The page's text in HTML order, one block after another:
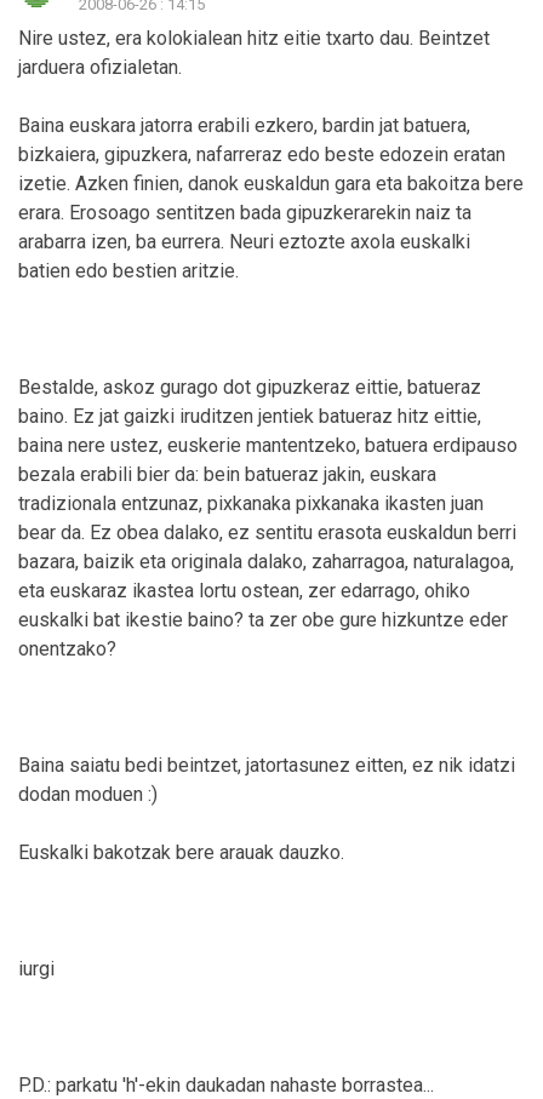
2008-06-26 : 14:15
Nire ustez, era kolokialean hitz eitie txarto dau. Beintzet
jarduera ofizialetan.
Baina euskara jatorra erabili ezkero, bardin jat batuera,
bizkaiera, gipuzkera, nafarreraz edo beste edozein eratan
izetie. Azken finien, danok euskaldun gara eta bakoitza bere
erara. Erosoago sentitzen bada gipuzkerarekin naiz ta
arabarra izen, ba eurrera. Neuri eztozte axola euskalki
batien edo bestien aritzie.
Bestalde, askoz gurago dot gipuzkeraz eittie, batueraz
baino. Ez jat gaizki iruditzen jentiek batueraz hitz eittie,
baina nere ustez, euskerie mantentzeko, batuera erdipauso
bezala erabili bier da: bein batueraz jakin, euskara
tradizionala entzunaz, pixkanaka pixkanaka ikasten juan
bear da. Ez obea dalako, ez sentitu erasota euskaldun berri
bazara, baizik eta originala dalako, zaharragoa, naturalagoa,
eta euskaraz ikastea lortu ostean, zer edarrago, ohiko
euskalki bat ikestie baino? ta zer obe gure hizkuntze eder
onentzako?
Baina saiatu bedi beintzet, jatortasunez eitten, ez nik idatzi
dodan moduen :)
Euskalki bakotzak bere arauak dauzko.
iurgi
P.D.: parkatu 'h'-ekin daukadan nahaste borrastea...